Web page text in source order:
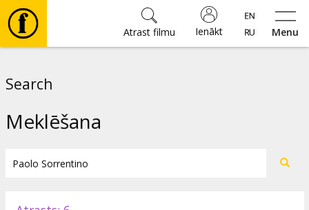
Menu
Ienākt
Atrast filmu
Search
Meklēšana